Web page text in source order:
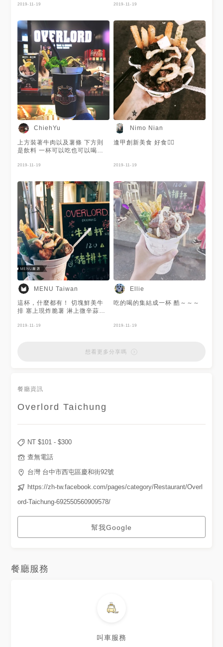
。 〰〰〰〰〰〰〰〰〰〰 。 📝
Taichung］ 地址 ： 台中市西
屯區福星路528號 營業時間 ：
請看粉絲團
2019-11-19 2019-11-19
ChiehYu
上方裝著牛肉以及薯條 下方則
是飲料 一杯可以吃也可以喝的
軟嫩的 #臺中西屯區#臺中逢甲
2019-11-19
Nimo Nian
逢甲創新美食 好食👍🏻
2019-11-19
MENU Taiwan
這杯，什麼都有！ 切塊鮮美牛
排 塞上現炸脆薯 淋上微辛蒜味
冰涼飲料 邊走邊吃，邊吃邊看
小吃 #allinone #霸王牛 #暴力
2019-11-19
Ellie
吃的喝的集結成一杯 酷～～～
2019-11-19
想看更多分享嗎
餐廳資訊
Overlord Taichung
NT $101 - $300
查無電話
台灣 台中市西屯區慶和街92號
https://zh-tw.facebook.com/pages/category/Restaurant/Overl
ord-Taichung-692550560909578/
幫我Google
餐廳服務
叫車服務